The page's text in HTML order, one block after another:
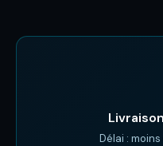
Délai :